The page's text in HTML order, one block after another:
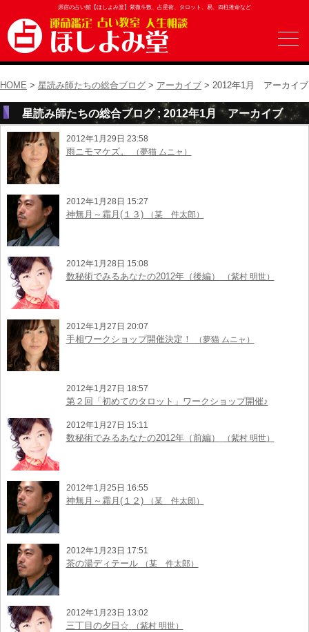
原宿の占い館【ほしよみ堂】紫微斗数、占星術、タロット、易、四柱推命など
HOME > 星読み師たちの総合ブログ > アーカイブ > 2012年1月 アーカイブ
星読み師たちの総合ブログ ; 2012年1月 アーカイブ
2012年1月29日 23:58
雨ニモマケズ。 （夢猫 ムニャ）
2012年1月28日 15:27
神無月～霜月(１３) （某 件太郎）
2012年1月28日 15:08
数秘術でみるあなたの2012年（後編） （紫村 明世）
2012年1月27日 20:07
手相ワークショップ開催決定！ （夢猫 ムニャ）
2012年1月27日 18:57
第２回「初めてのタロット」ワークショップ開催♪
2012年1月27日 15:11
数秘術でみるあなたの2012年（前編） （紫村 明世）
2012年1月25日 16:55
神無月～霜月(１２) （某 件太郎）
2012年1月23日 17:51
茶の湯ディテール （某 件太郎）
2012年1月23日 13:02
三丁目の夕日☆ （紫村 明世）